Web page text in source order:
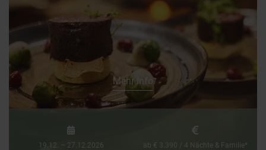
Mehr Info
19.12. – 27.12.2026 ab € 3.390 / 4 Nächte & Familie*